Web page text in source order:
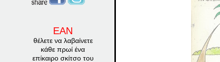
ΕΑΝ
θέλετε να λαβαίνετε
κάθε πρωί ένα
επίκαιρο σκίτσο του